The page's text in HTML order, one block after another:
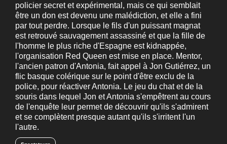
policier secret et expérimental, mais ce qui semblait
être un don est devenu une malédiction, et elle a fini
par tout perdre. Lorsque le fils d'un puissant magnat
est retrouvé sauvagement assassiné et que la fille de
l'homme le plus riche d'Espagne est kidnappée,
l'organisation Red Queen est mise en place. Mentor,
l'ancien patron d'Antonia, fait appel à Jon Gutiérrez, un
flic basque colérique sur le point d'être exclu de la
police, pour réactiver Antonia. Le jeu du chat et de la
souris dans lequel Jon et Antonia s'empêtrent au cours
de l'enquête leur permet de découvrir qu'ils s'admirent
et se complètent presque autant qu'ils s'irritent l'un
l'autre.